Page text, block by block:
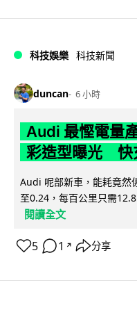
科技娛樂 科技新聞
duncan 6 小時
Audi 最慳電量
彩造型曝光 快
Audi 呢部新車，能耗竟然
至0.24，每百公里只需
閱讀全文
5 1 ↗ 分享